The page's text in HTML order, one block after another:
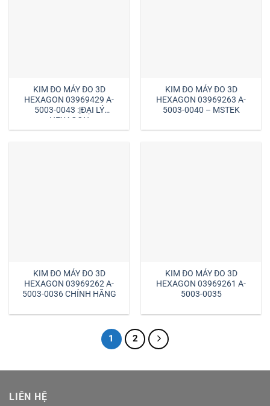
KIM ĐO MÁY ĐO 3D
HEXAGON 03969429 A-
5003-0043 :|ĐẠI LÝ
HEXAGON
KIM ĐO MÁY ĐO 3D
HEXAGON 03969263 A-
5003-0040 – MSTEK
KIM ĐO MÁY ĐO 3D
HEXAGON 03969262 A-
5003-0036 CHÍNH HÃNG
KIM ĐO MÁY ĐO 3D
HEXAGON 03969261 A-
5003-0035
1 2
LIÊN HỆ